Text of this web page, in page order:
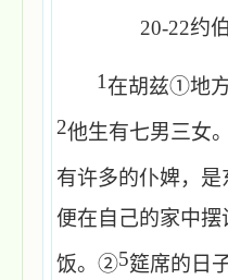
20-22约
1在胡兹①地
2他生有七男三女
有许多的仆婢，
便在自己的家中
饭。②5筵席的日